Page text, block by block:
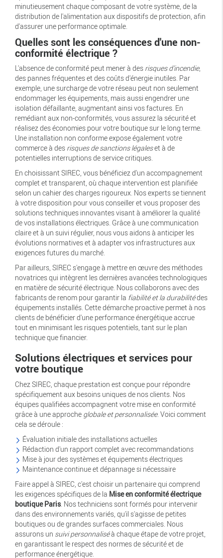
minutieusement chaque composant de votre système, de la
distribution de l'alimentation aux dispositifs de protection, afin
d'assurer une performance optimale.
Quelles sont les conséquences d'une non-
conformité électrique ?
L'absence de conformité peut mener à des risques d'incendie,
des pannes fréquentes et des coûts d'énergie inutiles. Par
exemple, une surcharge de votre réseau peut non seulement
endommager les équipements, mais aussi engendrer une
isolation défaillante, augmentant ainsi vos factures. En
remédiant aux non-conformités, vous assurez la sécurité et
réalisez des économies pour votre boutique sur le long terme.
Une installation non conforme expose également votre
commerce à des risques de sanctions légaleset à de
potentielles interruptions de service critiques.
En choisissant SIREC, vous bénéficiez d'un accompagnement
complet et transparent, où chaque intervention est planifiée
selon un cahier des charges rigoureux. Nos experts se tiennent
à votre disposition pour vous conseiller et vous proposer des
solutions techniques innovantes visant à améliorer la qualité
de vos installations électriques. Grâce à une communication
claire et à un suivi régulier, nous vous aidons à anticiper les
évolutions normatives et à adapter vos infrastructures aux
exigences futures du marché.
Par ailleurs, SIREC s'engage à mettre en œuvre des méthodes
novatrices qui intègrent les dernières avancées technologiques
en matière de sécurité électrique. Nous collaborons avec des
fabricants de renom pour garantir la fiabilité et la durabilitédes
équipements installés. Cette démarche proactive permet à nos
clients de bénéficier d'une performance énergétique accrue
tout en minimisant les risques potentiels, tant sur le plan
technique que financier.
Solutions électriques et services pour
votre boutique
Chez SIREC, chaque prestation est conçue pour répondre
spécifiquement aux besoins uniques de nos clients. Nos
équipes qualifiées accompagnent votre mise en conformité
grâce à une approche globale et personnalisée. Voici comment
cela se déroule :
Évaluation initiale des installations actuelles
Rédaction d'un rapport complet avec recommandations
Mise à jour des systèmes et équipements électriques
Maintenance continue et dépannage si nécessaire
Faire appel à SIREC, c'est choisir un partenaire qui comprend
les exigences spécifiques de la Mise en conformité électrique
boutique Paris. Nos techniciens sont formés pour intervenir
dans des environnements variés, qu'il s'agisse de petites
boutiques ou de grandes surfaces commerciales. Nous
assurons un suivi personnaliséà chaque étape de votre projet,
en garantissant le respect des normes de sécurité et de
performance énergétique.